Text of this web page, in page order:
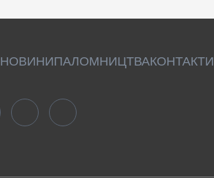
НОВИНИПАЛОМНИЦТВАКОНТАКТИ